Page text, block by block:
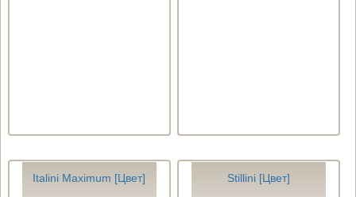
Italini Maximum [Цвет] Stillini [Цвет]